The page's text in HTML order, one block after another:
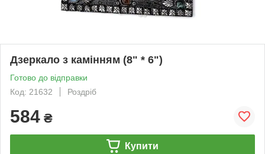
Дзеркало з камінням (8" * 6")
Готово до відправки
Код: 21632
Роздріб
584 ₴
Купити